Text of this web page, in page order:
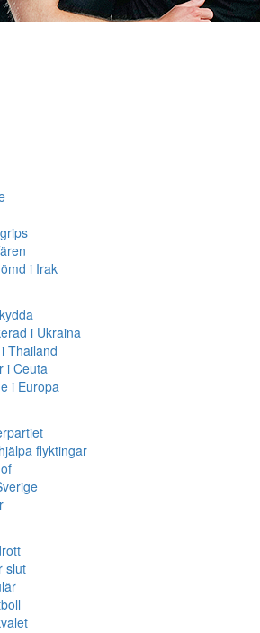
i Irak
i Ukraina
Thailand
i Ceuta
i Europa
flyktingar
slut